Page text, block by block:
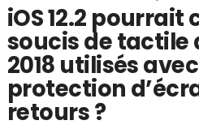
iOS 12.2 pourrait
soucis de tactile
2018 utilisés
protection
retours ?